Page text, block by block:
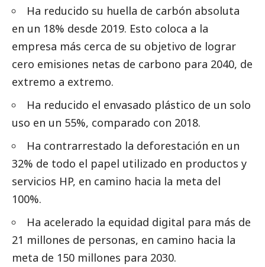
Ha reducido su huella de carbón absoluta
en un 18% desde 2019. Esto coloca a la
empresa más cerca de su objetivo de lograr
cero emisiones netas de carbono para 2040, de
extremo a extremo.
Ha reducido el envasado plástico de un solo
uso en un 55%, comparado con 2018.
Ha contrarrestado la deforestación en un
32% de todo el papel utilizado en productos y
servicios HP, en camino hacia la meta del
100%.
Ha acelerado la equidad digital para más de
21 millones de personas, en camino hacia la
meta de 150 millones para 2030.